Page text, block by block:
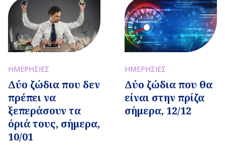
ΗΜΕΡΗΣΙΕΣ
Δύο ζώδια που δεν
πρέπει να
ξεπεράσουν τα
όριά τους, σήμερα,
10/01
ΗΜΕΡΗΣΙΕΣ
Δύο ζώδια που θα
είναι στην πρίζα
σήμερα, 12/12